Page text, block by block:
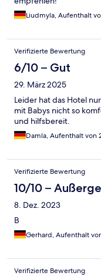
Liudmyla, Aufenthalt
Verifizierte Bewertung
6/10 – Gut
29. März 2025
Leider hat das Hotel
mit Babys nicht so
und hilfsbereit.
Damla, Aufenthalt von
Verifizierte Bewertung
10/10 –
8. Dez. 2023
B
Gerhard, Aufenthalt
Verifizierte Bewertung